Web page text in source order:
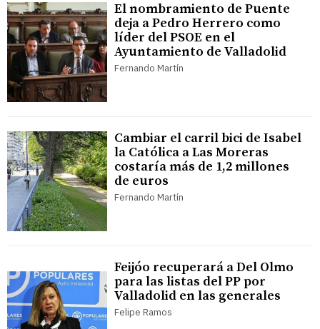
El nombramiento de Puente
deja a Pedro Herrero como
líder del PSOE en el
Ayuntamiento de Valladolid
Fernando Martín
Cambiar el carril bici de Isabel
la Católica a Las Moreras
costaría más de 1,2 millones
de euros
Fernando Martín
Feijóo recuperará a Del Olmo
para las listas del PP por
Valladolid en las generales
Felipe Ramos